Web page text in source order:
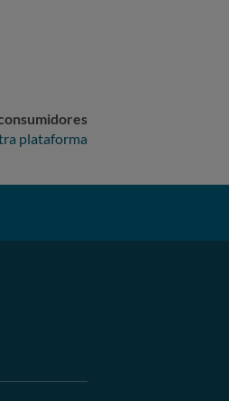
plataforma